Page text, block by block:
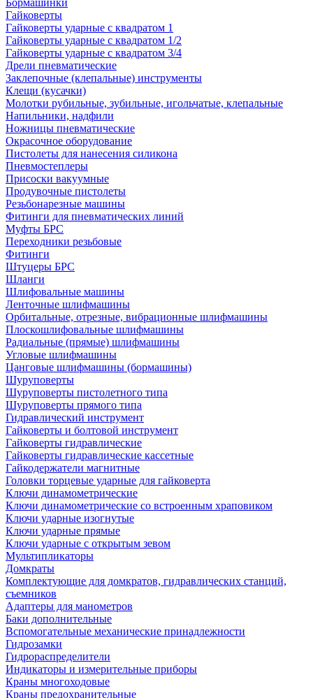
Бормашинки
Гайковерты
Гайковерты ударные с квадратом 1
Гайковерты ударные с квадратом 1/2
Гайковерты ударные с квадратом 3/4
Дрели пневматические
Заклепочные (клепальные) инструменты
Клещи (кусачки)
Молотки рубильные, зубильные, игольчатые, клепальные
Напильники, надфили
Ножницы пневматические
Окрасочное оборудование
Пистолеты для нанесения силикона
Пневмостеплеры
Присоски вакуумные
Продувочные пистолеты
Резьбонарезные машины
Фитинги для пневматических линий
Муфты БРС
Переходники резьбовые
Фитинги
Штуцеры БРС
Шланги
Шлифовальные машины
Ленточные шлифмашины
Орбитальные, отрезные, вибрационные шлифмашины
Плоскошлифовальные шлифмашины
Радиальные (прямые) шлифмашины
Угловые шлифмашины
Цанговые шлифмашины (бормашины)
Шуруповерты
Шуруповерты пистолетного типа
Шуруповерты прямого типа
Гидравлический инструмент
Гайковерты и болтовой инструмент
Гайковерты гидравлические
Гайковерты гидравлические кассетные
Гайкодержатели магнитные
Головки торцевые ударные для гайковерта
Ключи динамометрические
Ключи динамометрические со встроенным храповиком
Ключи ударные изогнутые
Ключи ударные прямые
Ключи ударные с открытым зевом
Мультипликаторы
Домкраты
Комплектующие для домкратов, гидравлических станций,
съемников
Адаптеры для манометров
Баки дополнительные
Вспомогательные механические принадлежности
Гидрозамки
Гидрораспределители
Индикаторы и измерительные приборы
Краны многоходовые
Краны предохранительные